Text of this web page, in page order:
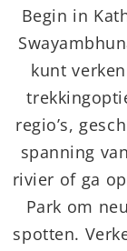
Begin in
kunt
regio’s,
spanning
rivier of ga
Park om
spotten.